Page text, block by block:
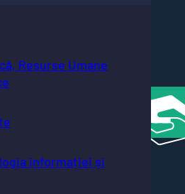
Resurse Umane
informației și